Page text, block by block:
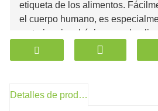
etiqueta de los alimentos.
el cuerpo humano, es
materia prima básica para la
pacientes, lactantes y niños.
estabilizador sobre la espuma
Tiene las características de baja
Detalles de producto